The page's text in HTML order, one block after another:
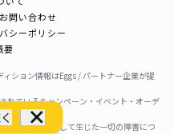
問い合わせ
シーポリシー
要
ション情報はEggs / パートナー企業が提
れているキャンペーン・イベント・オーデ
ン情報を利用して生じた一切の障害につ